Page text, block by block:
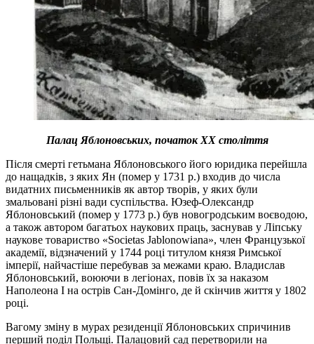
Палац Яблоновських, початок ХХ століття
Після смерті гетьмана Яблоновського його юридика перейшла
до нащадків, з яких Ян (помер у 1731 р.) входив до числа
видатних письменників як автор творів, у яких були
змальовані різні вади суспільства. Юзеф-Олександр
Яблоновський (помер у 1773 р.) був новогродським воєводою,
а також автором багатьох наукових праць, заснував у Ліпську
наукове товариство «Societas Jablonowiana», член Французької
академії, відзначений у 1744 році титулом князя Римської
імперії, найчастіше перебував за межами краю. Владислав
Яблоновський, воюючи в легіонах, повів їх за наказом
Наполеона І на острів Сан-Домінго, де й скінчив життя у 1802
році.
Вагому зміну в мурах резиденції Яблоновських спричинив
перший поділ Польщі. Палацовий сад перетворили на